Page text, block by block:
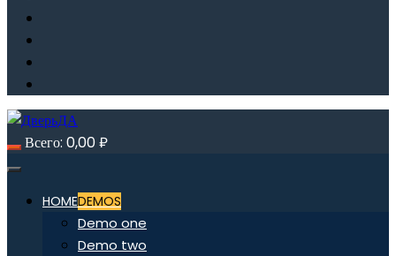
Всего: 0,00₽
HOMEDEMOS
Demo one
Demo two